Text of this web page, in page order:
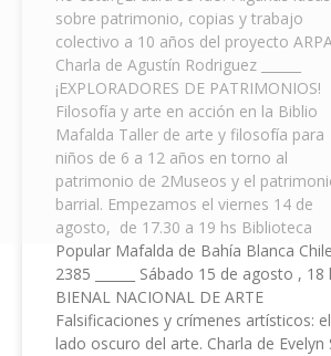
sobre patrimonio, copias y trabajo
colectivo a 10 años del proyecto
Charla de Agustín Rodriguez ______
¡EXPLORADORES DE PATRIMONIOS!
Filosofía y arte en acción en la Biblio
Mafalda Taller de arte y filosofía para
niños de 6 a 12 años en torno al
patrimonio de 2Museos y el
barrial. Empezamos el viernes 14 de
agosto, de 17.30 a 19 hs Biblioteca
Popular Mafalda de Bahía Blanca Chile
2385 ______ Sábado 15 de agosto , 18
BIENAL NACIONAL DE ARTE
Falsificaciones y crímenes artísticos: el
lado oscuro del arte. Charla de Evelyn